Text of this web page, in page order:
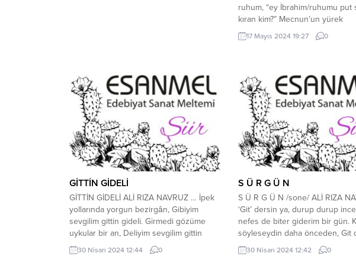
ruhum, “ey İbrahim/ruhumu put
kıran kim?” Mecnun’un yürek
yangınlarından da Leylâ’nın
desem, yalan mı söylemiş olurum
göremiyorsak bir dost yüzünü,
numarasını… Yani...
17 Mayıs 2024 19:27 0
GİTTİN GİDELİ
GİTTİN GİDELİ ALİ RIZA NAVRUZ … İpek
yollarında yorgun bezirgân, Gibiyim
sevgilim gittin gideli. Girmedi gözüme
uykular bir an, Deliyim sevgilim gittin
gideli. Gözümde gamzeler canlanır
birden Bu sevda gider mi, söyle bu
30 Nisan 2024 12:44 0
S Ü R G Ü N
S Ü R G Ü N /sone/ ALİ RIZA
‘Git’ dersin ya, durup durup
nefes de biter giderim bir gün.
söyleseydin daha önceden, Git
adı; gönülden sürgün.
burda kalana, Ufkun ötesine çadır
30 Nisan 2024 12:42 0